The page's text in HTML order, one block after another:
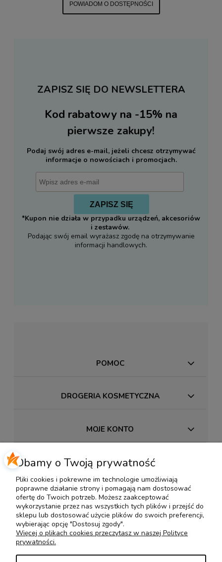
POWIADOM O DOSTĘPNOŚCI
ZAPISZ SIĘ DO NEWSLETTERA
Kod rabatowy na -15% na
pierwsze zakupy!
Podaj swój adres e-mail, jeżeli chcesz otrzymywać
informacje o nowościach i promocjach.
ZAPISZ SIĘ
*Kupon nie działa w przypadku urządzeń, akcesoriów
i zestawów.
Podając swój email wyrażasz zgodę na otrzymywanie
informacji handlowych.
POMOC
DROGERIA KOSMETYCZNA
MOJE KONTO
PŁATNOŚCI I DOSTAWA
INFORMACJE
O NAS
Dbamy o Twoją prywatność
Pliki cookies i pokrewne im technologie umożliwiają
poprawne działanie strony i pomagają nam dostosować
ofertę do Twoich potrzeb. Możesz zaakceptować
wykorzystanie przez nas wszystkich tych plików i przejść do
sklepu lub dostosować użycie plików do swoich preferencji,
wybierając opcję "Dostosuj zgody".
Więcej o plikach cookies przeczytasz w naszej Polityce
prywatności.